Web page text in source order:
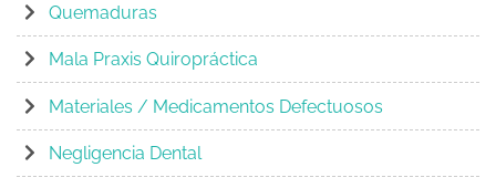
Quemaduras
Mala Praxis Quiropráctica
Materiales / Medicamentos Defectuosos
Negligencia Dental